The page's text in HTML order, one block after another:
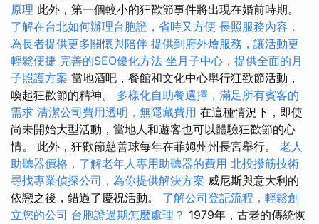
原理 此外，第一個較小的狂歡節事件將出現在婚前時期。
了解在台北如何辦理台胞證，省時又方便 長照服務內容，
為長者提供更多關懷與陪伴 提供到府外燴服務，讓活動更
輕鬆便捷 完善的SEO優化方法 坐月子中心，提供全面的月
子照護方案 當地酒吧，餐館和文化中心舉行狂歡節活動，
喚起狂歡節的精神。 多樣化自助餐選擇，滿足所有賓客的
需求 清潔公司費用透明，無隱藏費用 在這種情況下，即使
尚未開始大型活動，當地人和遊客也可以體驗狂歡節的心
情。 此外，狂歡節慈善球每年在菲姆州州長宮舉行。 老人
助聽器價格，了解老年人專用助聽器的費用 北投撥筋技術
尋找專業偵探公司，為你提供解決方案 威尼斯與意大利的
依戀之後，錯過了慶祝活動。 了解公司登記流程，輕鬆創
立您的公司 台胞證過期怎麼處理？ 1979年，古老的傳統恢